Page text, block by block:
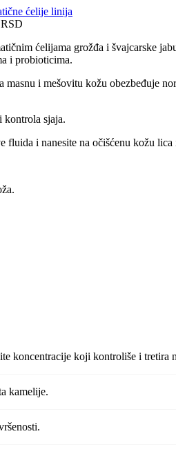
ćelije linija
RSD
ćelijama grožđa i švajcarske
i probioticima.
masnu i mešovitu kožu obezbeđuje
kontrola sjaja.
fluida i nanesite na očišćenu kožu lica
koncentracije koji kontroliše i tretira
kamelije.